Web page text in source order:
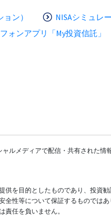
ン）
NISAシミュレ
ォンアプリ「My投資信託」
ルメディアで配信・共有された情
供を目的としたものであり、投資
全性等について保証するものでは
任を負いません。